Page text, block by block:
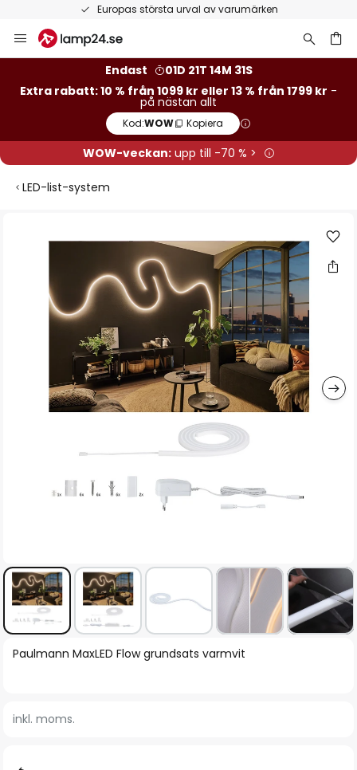
Europas största urval av varumärken
Hoppa
till
Endast
01D 21T 14M 31S
Extra rabatt: 10 % från 1099 kr eller 13 % från 1799 kr -
på nästan allt
Kod:WOW Kopiera
WOW-veckan:upp till -70 % >
LED-list-system
bildgalleriet
Hoppa
bildgalleriet
Paulmann MaxLED Flow grundsats varmvit
inkl. moms.